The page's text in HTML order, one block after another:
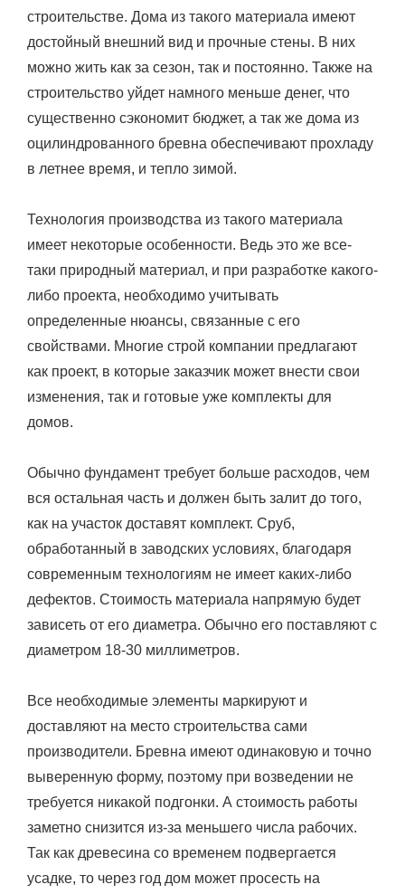
строительстве. Дома из такого материала имеют
достойный внешний вид и прочные стены. В них
можно жить как за сезон, так и постоянно. Также на
строительство уйдет намного меньше денег, что
существенно сэкономит бюджет, а так же дома из
оцилиндрованного бревна обеспечивают прохладу
в летнее время, и тепло зимой.
Технология производства из такого материала
имеет некоторые особенности. Ведь это же все-
таки природный материал, и при разработке какого-
либо проекта, необходимо учитывать
определенные нюансы, связанные с его
свойствами. Многие строй компании предлагают
как проект, в которые заказчик может внести свои
изменения, так и готовые уже комплекты для
домов.
Обычно фундамент требует больше расходов, чем
вся остальная часть и должен быть залит до того,
как на участок доставят комплект. Сруб,
обработанный в заводских условиях, благодаря
современным технологиям не имеет каких-либо
дефектов. Стоимость материала напрямую будет
зависеть от его диаметра. Обычно его поставляют с
диаметром 18-30 миллиметров.
Все необходимые элементы маркируют и
доставляют на место строительства сами
производители. Бревна имеют одинаковую и точно
выверенную форму, поэтому при возведении не
требуется никакой подгонки. А стоимость работы
заметно снизится из-за меньшего числа рабочих.
Так как древесина со временем подвергается
усадке, то через год дом может просесть на